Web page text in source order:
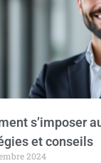
s’imposer
et conseils
2024